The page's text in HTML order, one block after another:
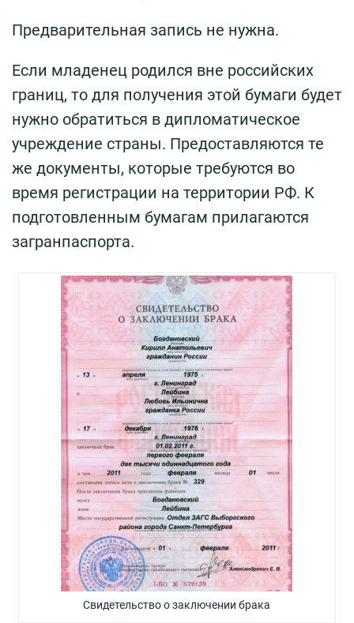
Предварительная запись не нужна.
Если младенец родился вне российских
границ, то для получения этой бумаги будет
нужно обратиться в дипломатическое
учреждение страны. Предоставляются те
же документы, которые требуются во
время регистрации на территории РФ. К
подготовленным бумагам прилагаются
загранпаспорта.
Свидетельство о заключении брака